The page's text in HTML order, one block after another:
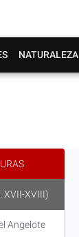
NATURALEZA
XVII-XVIII)
Angelote